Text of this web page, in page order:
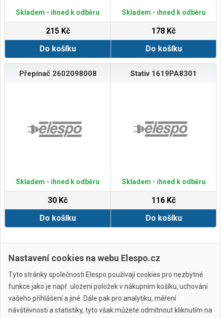
Skladem - ihned k odběru
215 Kč
Do košíku
Skladem - ihned k odběru
178 Kč
Do košíku
Přepínač 2602098008
Skladem - ihned k odběru
30 Kč
Do košíku
Stativ 1619PA8301
Skladem - ihned k odběru
116 Kč
Do košíku
Zobrazit další
Nastavení cookies na webu Elespo.cz
Tyto stránky společnosti Elespo používají cookies pro nezbytné
funkce jako je např. uložení položek v nákupním košíku, uchování
vašeho přihlášení a jiné. Dále pak pro analytiku, měření
návštěvnosti a statistiky, tyto však můžete odmítnout kliknutím na